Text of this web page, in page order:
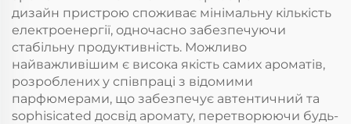
дизайн пристрою споживає мінімальну кількість
електроенергії, одночасно забезпечуючи
стабільну продуктивність. Можливо
найважливішим є висока якість самих ароматів,
розроблених у співпраці з відомими
парфюмерами, що забезпечує автентичний та
sophisicated досвід аромату, перетворюючи будь-